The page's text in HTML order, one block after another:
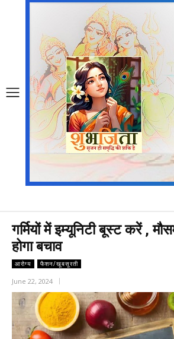
गर्मियों में इम्यूनिटी बूस्ट करें ,
होगा बचाव
आरोग्य फैशन/खूबसूरती
June 22, 2024